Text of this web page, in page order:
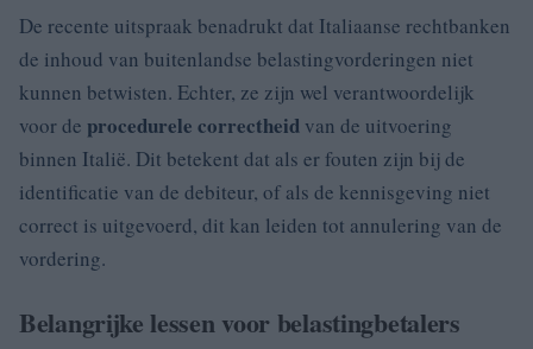
De recente uitspraak benadrukt dat Italiaanse rechtbanken
de inhoud van buitenlandse belastingvorderingen niet
kunnen betwisten. Echter, ze zijn wel verantwoordelijk
voor de procedurele correctheid van de uitvoering
binnen Italië. Dit betekent dat als er fouten zijn bij de
identificatie van de debiteur, of als de kennisgeving niet
correct is uitgevoerd, dit kan leiden tot annulering van de
vordering.
Belangrijke lessen voor belastingbetalers